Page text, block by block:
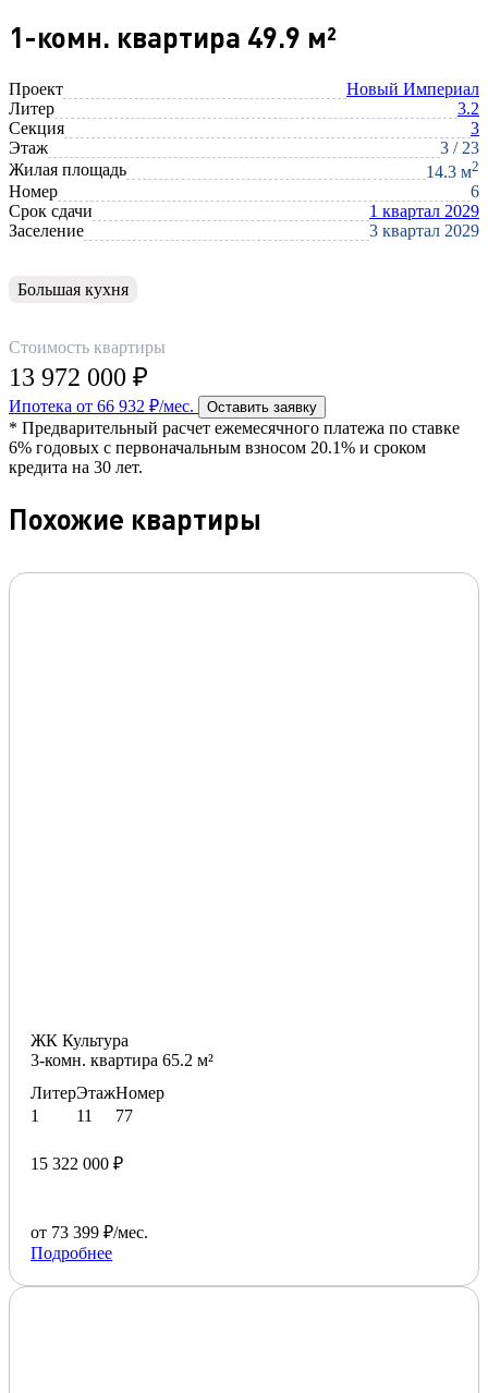
1-комн. квартира 49.9 м²
Проект
Новый Империал
Литер
3.2
Секция
3
Этаж
3 / 23
Жилая площадь
14.3 м2
Номер
6
Срок сдачи
1 квартал 2029
Заселение
3 квартал 2029
Большая кухня
Стоимость квартиры
13 972 000 ₽
Ипотека от 66 932 ₽/мес. Оставить заявку
* Предварительный расчет ежемесячного платежа по ставке
6% годовых с первоначальным взносом 20.1% и сроком
кредита на 30 лет.
Похожие квартиры
ЖК Культура
3-комн. квартира 65.2 м²
Литер
1
Этаж
11
Номер
77
15 322 000 ₽
от 73 399 ₽/мес.
Подробнее